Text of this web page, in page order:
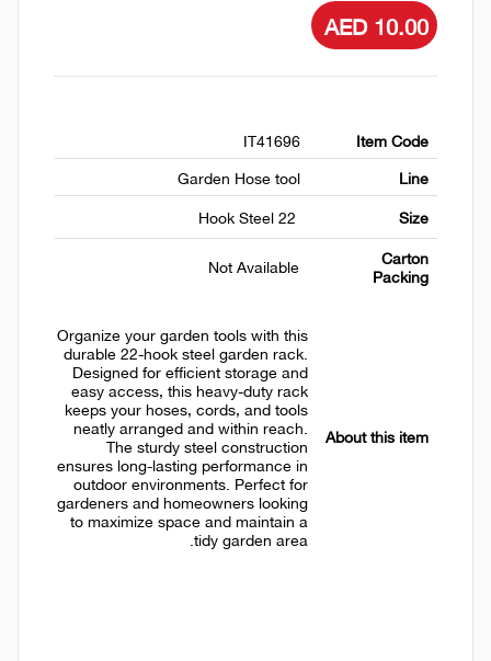
AED 10.00
Item Code
IT41696
Line
Garden Hose tool
Size
Carton
Packing
About this item
Organize your garden tools with this
durable 22-hook steel garden rack.
Designed for efficient storage and
easy access, this heavy-duty rack
keeps your hoses, cords, and tools
neatly arranged and within reach.
The sturdy steel construction
ensures long-lasting performance in
outdoor environments. Perfect for
gardeners and homeowners looking
to maximize space and maintain a
tidy garden area.